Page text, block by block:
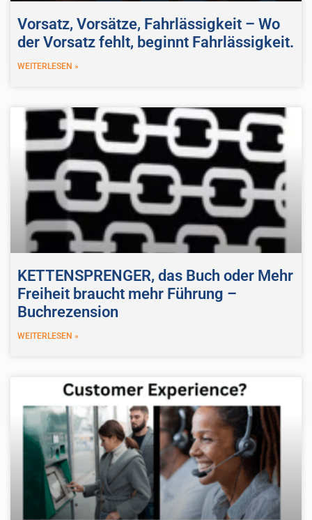
Vorsatz, Vorsätze, Fahrlässigkeit – Wo
der Vorsatz fehlt, beginnt Fahrlässigkeit.
WEITERLESEN »
KETTENSPRENGER, das Buch oder Mehr
Freiheit braucht mehr Führung –
Buchrezension
WEITERLESEN »